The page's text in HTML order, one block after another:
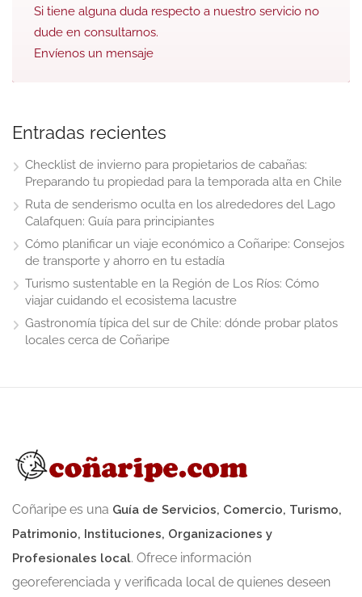
Si tiene alguna duda respecto a nuestro servicio no
dude en consultarnos.
Envíenos un mensaje
Entradas recientes
Checklist de invierno para propietarios de cabañas:
Preparando tu propiedad para la temporada alta en Chile
Ruta de senderismo oculta en los alrededores del Lago
Calafquen: Guía para principiantes
Cómo planificar un viaje económico a Coñaripe: Consejos
de transporte y ahorro en tu estadía
Turismo sustentable en la Región de Los Ríos: Cómo
viajar cuidando el ecosistema lacustre
Gastronomía típica del sur de Chile: dónde probar platos
locales cerca de Coñaripe
Coñaripe es una Guía de Servicios, Comercio, Turismo,
Patrimonio, Instituciones, Organizaciones y
Profesionales local. Ofrece información
georeferenciada y verificada local de quienes deseen